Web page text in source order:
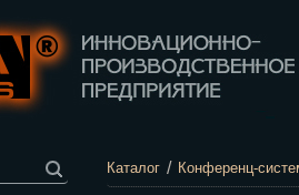
Каталог / Конференц-